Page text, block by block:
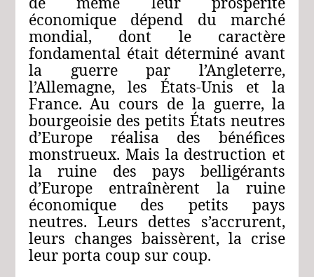
économique dépend du marché
mondial, dont le caractère
fondamental était déterminé avant
la guerre par l’Angleterre,
l’Allemagne, les États-Unis et la
France. Au cours de la guerre, la
bourgeoisie des petits États neutres
d’Europe réalisa des bénéfices
monstrueux. Mais la destruction et
la ruine des pays belligérants
d’Europe entraînèrent la ruine
économique des petits pays
neutres. Leurs dettes s’accrurent,
leurs changes baissèrent, la crise
leur porta coup sur coup.